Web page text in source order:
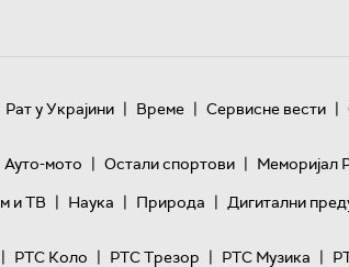
Рат у Украјини | Време | Сервисне вести |
Ауто-мото | Остали спортови | Меморијал
и ТВ | Наука | Природа | Дигитални
| РТС Коло | РТС Трезор | РТС Музика |